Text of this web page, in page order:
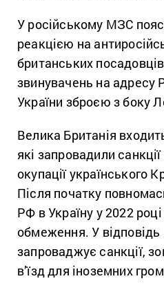
У російському МЗС
реакцією на
британських
звинувачень на адресу
України зброєю з боку
Велика Британія
які запровадили
окупації українського
Після початку
РФ в Україну у 2022
обмеження. У відповідь
запроваджує санкції,
в’їзд для іноземних